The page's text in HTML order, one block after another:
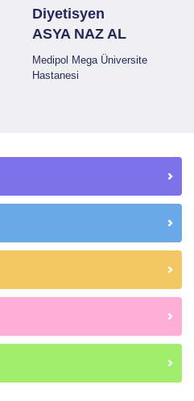
Diyetisyen
ASYA NAZ AL
Medipol Mega Üniversite
Hastanesi